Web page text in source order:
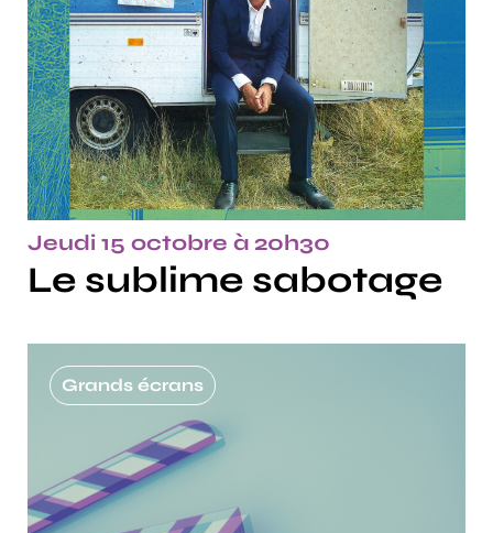
Jeudi 15 octobre à 20h30
Le sublime sabotage
Grands écrans